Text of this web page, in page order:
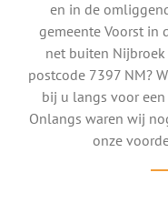
en in de
gemeente Voorst in
net buiten
postcode 7397 NM?
bij u langs voor
Onlangs waren wij
onze